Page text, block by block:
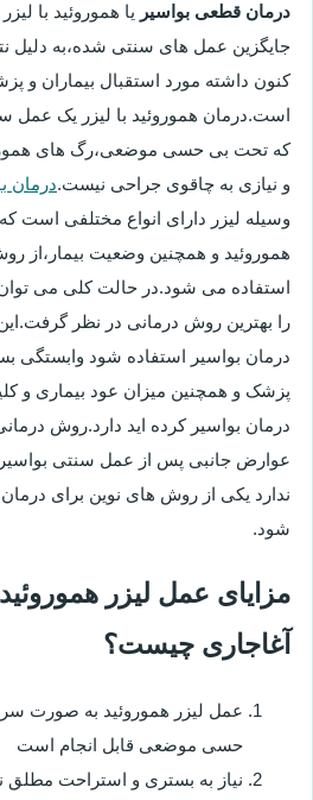
درمان قطعی بواسیر یا هموروئید با
جایگزین عمل های سنتی شده،به دلیل
کنون داشته مورد استقبال بیماران و
است.درمان هموروئید با لیزر یک عمل
که تحت بی حسی موضعی،رگ های
و نیازی به چاقوی جراحی نیست.درمان
وسیله لیزر دارای انواع مختلفی است
هموروئید و همچنین وضعیت بیمار،از
استفاده می شود.در حالت کلی می توان
را بهترین روش درمانی در نظر
درمان بواسیر استفاده شود وابستگی
پزشک و همچنین میزان عود بیماری و
درمان بواسیر کرده اید دارد.روش
عوارض جانبی پس از عمل سنتی بواسیر
ندارد یکی از روش های نوین برای
شود.
مزایای عمل لیزر هموروئید
آغاجاری چیست؟
عمل لیزر هموروئید به صورت
حسی موضعی قابل انجام است
نیاز به بستری و استراحت مطلق